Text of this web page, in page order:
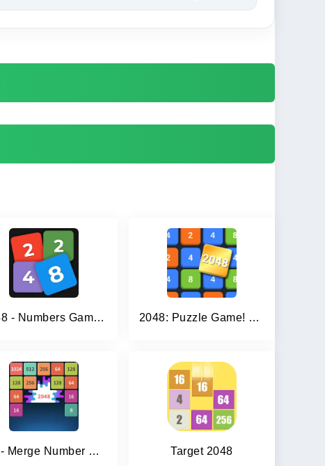
2248 - Numbers Game 2048 2048: Puzzle Game! Merge Block
1M - Merge Number Block Puzzle Target 2048